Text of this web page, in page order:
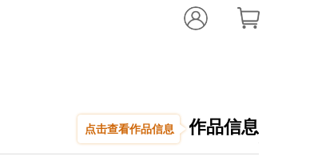
点击查看作品信息 作品信息
邓新黎